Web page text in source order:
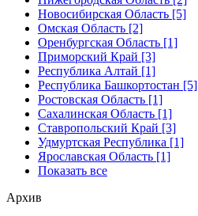
Новосибирская Область [5]
Омская Область [2]
Оренбургская Область [1]
Приморский Край [3]
Республика Алтай [1]
Республика Башкортостан [5]
Ростовская Область [1]
Сахалинская Область [1]
Ставропольский Край [3]
Удмуртская Республика [1]
Ярославская Область [1]
Показать все
Архив